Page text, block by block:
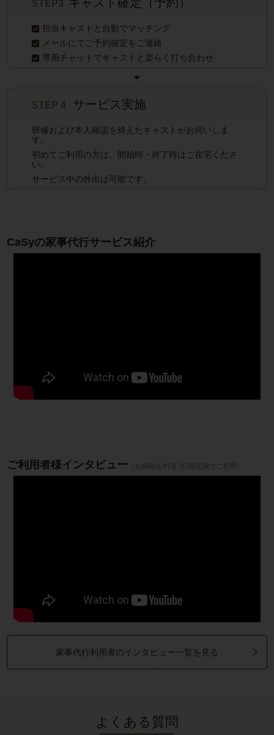
STEP3
担当キャストと自動でマッチング
メールにてご予約確定をご連絡
専用チャットでキャストと楽らく打ち合わせ
STEP４ サービス実施
研修および本人確認を終えたキャストがお伺いしま
す。
初めてご利用の方は、開始時・終了時はご在宅くださ
い。
サービス中の外出は可能です。
CaSyの家事代行サービス紹介
ご利用者様インタビュー （お掃除/お料理 月2回定期でご利用）
家事代行利用者のインタビュー一覧を見る
よくある質問